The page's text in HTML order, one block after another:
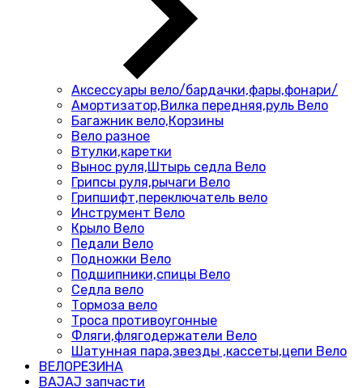
Аксессуары вело/бардачки,фары,фонари/
Амортизатор,Вилка передняя,руль Вело
Багажник вело,Корзины
Вело разное
Втулки,каретки
Вынос руля,Штырь седла Вело
Грипсы руля,рычаги Вело
Грипшифт,переключатель вело
Инструмент Вело
Крыло Вело
Педали Вело
Подножки Вело
Подшипники,спицы Вело
Седла вело
Тормоза вело
Троса противоугонные
Фляги,флягодержатели Вело
Шатунная пара,звезды ,кассеты,цепи Вело
ВЕЛОРЕЗИНА
BAJAJ запчасти